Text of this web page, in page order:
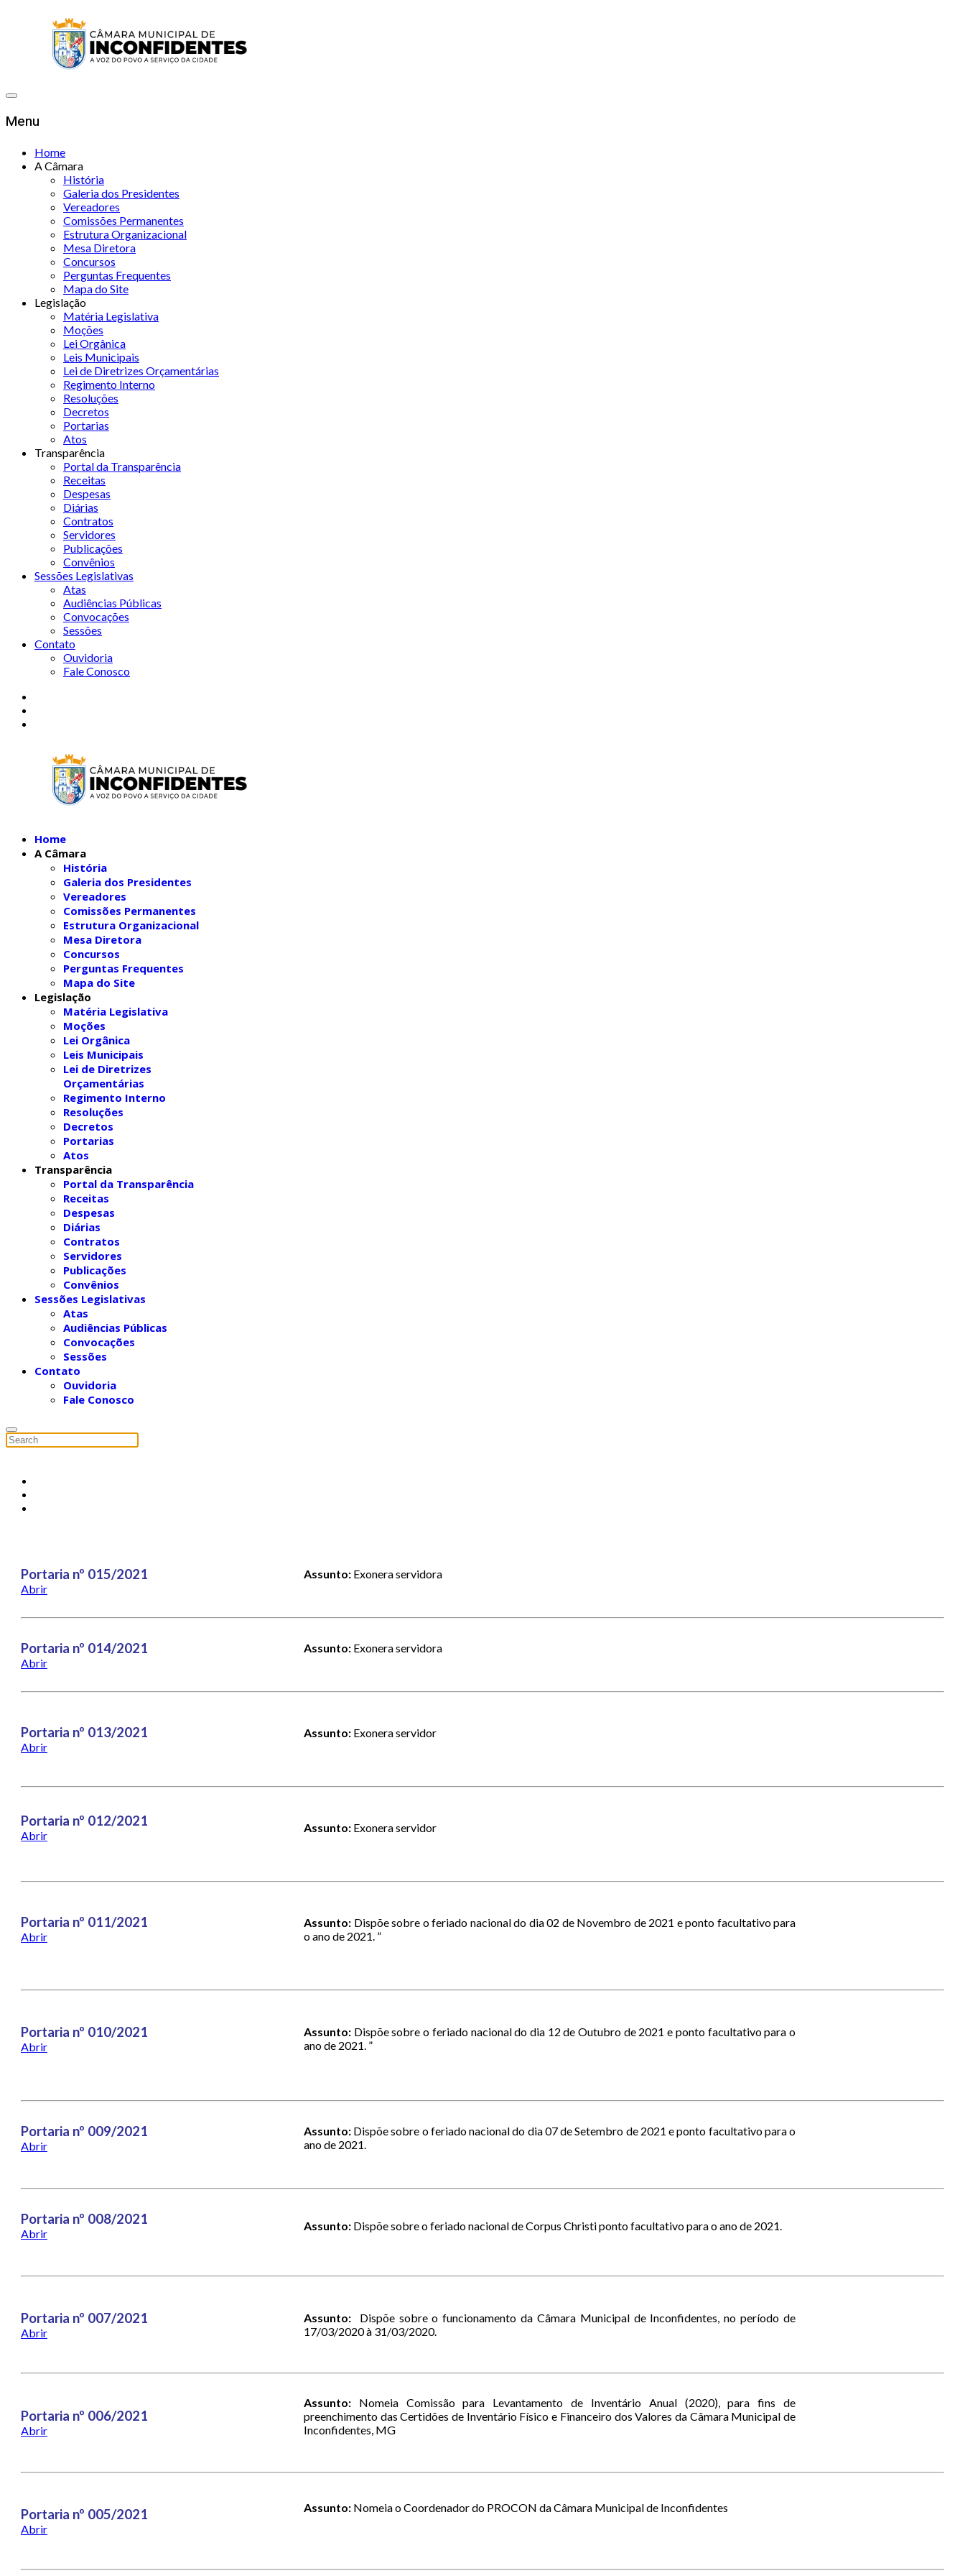
Menu
Home
A Câmara
História
Galeria dos Presidentes
Vereadores
Comissões Permanentes
Estrutura Organizacional
Mesa Diretora
Concursos
Perguntas Frequentes
Mapa do Site
Legislação
Matéria Legislativa
Moções
Lei Orgânica
Leis Municipais
Lei de Diretrizes Orçamentárias
Regimento Interno
Resoluções
Decretos
Portarias
Atos
Transparência
Portal da Transparência
Receitas
Despesas
Diárias
Contratos
Servidores
Publicações
Convênios
Sessões Legislativas
Atas
Audiências Públicas
Convocações
Sessões
Contato
Ouvidoria
Fale Conosco
Home
A Câmara
História
Galeria dos Presidentes
Vereadores
Comissões Permanentes
Estrutura Organizacional
Mesa Diretora
Concursos
Perguntas Frequentes
Mapa do Site
Legislação
Matéria Legislativa
Moções
Lei Orgânica
Leis Municipais
Lei de Diretrizes
Orçamentárias
Regimento Interno
Resoluções
Decretos
Portarias
Atos
Transparência
Portal da Transparência
Receitas
Despesas
Diárias
Contratos
Servidores
Publicações
Convênios
Sessões Legislativas
Atas
Audiências Públicas
Convocações
Sessões
Contato
Ouvidoria
Fale Conosco
Portaria nº 015/2021
Abrir
Assunto: Exonera servidora
Portaria nº 014/2021
Abrir
Assunto: Exonera servidora
Portaria nº 013/2021
Abrir
Assunto: Exonera servidor
Portaria nº 012/2021
Abrir
Assunto: Exonera servidor
Portaria nº 011/2021
Abrir
Assunto: Dispõe sobre o feriado nacional do dia 02 de Novembro de 2021 e ponto facultativo para
o ano de 2021. ”
Portaria nº 010/2021
Abrir
Assunto: Dispõe sobre o feriado nacional do dia 12 de Outubro de 2021 e ponto facultativo para o
ano de 2021. ”
Portaria nº 009/2021
Abrir
Assunto: Dispõe sobre o feriado nacional do dia 07 de Setembro de 2021 e ponto facultativo para o
ano de 2021.
Portaria nº 008/2021
Abrir
Assunto: Dispõe sobre o feriado nacional de Corpus Christi ponto facultativo para o ano de 2021.
Portaria nº 007/2021
Abrir
Assunto:
Dispõe sobre o funcionamento da Câmara Municipal de Inconfidentes, no período de
17/03/2020 à 31/03/2020.
Portaria nº 006/2021
Abrir
Assunto: Nomeia Comissão para Levantamento de Inventário Anual (2020), para fins de
preenchimento das Certidões de Inventário Físico e Financeiro dos Valores da Câmara Municipal de
Inconfidentes, MG
Portaria nº 005/2021
Abrir
Assunto: Nomeia o Coordenador do PROCON da Câmara Municipal de Inconfidentes